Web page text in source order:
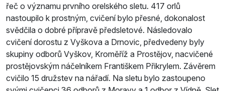
řeč o významu prvního orelského sletu. 417 orlů
nastoupilo k prostným, cvičení bylo přesné, dokonalost
svědčila o dobré přípravě předsletové. Následovalo
cvičení dorostu z Vyškova a Drnovic, předvedeny byly
skupiny odborů Vyškov, Kroměříž a Prostějov, nacvičené
prostějovským náčelníkem Františkem Přikrylem. Závěrem
cvičilo 15 družstev na nářadí. Na sletu bylo zastoupeno